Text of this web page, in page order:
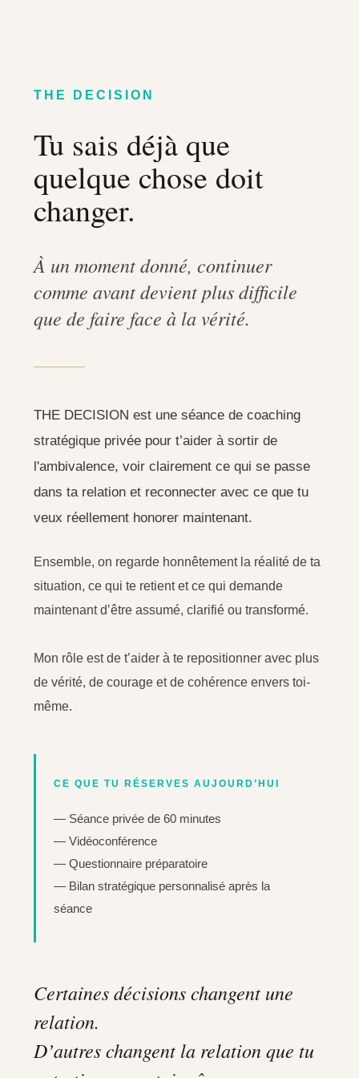
THE DECISION
Tu sais déjà que
quelque chose doit
changer.
À un moment donné, continuer
comme avant devient plus difficile
que de faire face à la vérité.
THE DECISION est une séance de coaching
stratégique privée pour t’aider à sortir de
l'ambivalence, voir clairement ce qui se passe
dans ta relation et reconnecter avec ce que tu
veux réellement honorer maintenant.
Ensemble, on regarde honnêtement la réalité de ta
situation, ce qui te retient et ce qui demande
maintenant d’être assumé, clarifié ou transformé.
Mon rôle est de t’aider à te repositionner avec plus
de vérité, de courage et de cohérence envers toi-
même.
CE QUE TU RÉSERVES AUJOURD’HUI
— Séance privée de 60 minutes
— Vidéoconférence
— Questionnaire préparatoire
— Bilan stratégique personnalisé après la
séance
Certaines décisions changent une
relation.
D’autres changent la relation que tu